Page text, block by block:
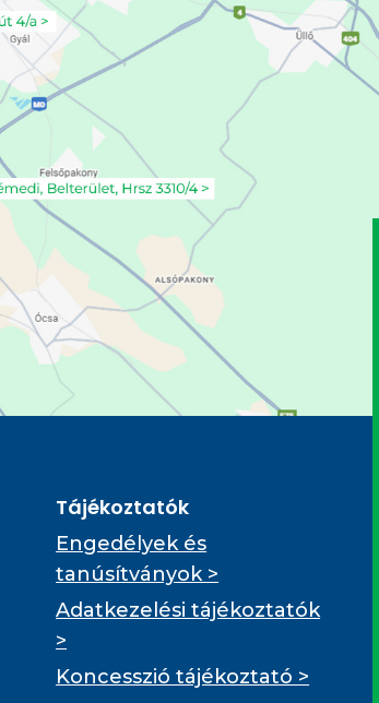
Tájékoztatók
Engedélyek és
tanúsítványok >
Adatkezelési tájékoztatók
>
Koncesszió tájékoztató >